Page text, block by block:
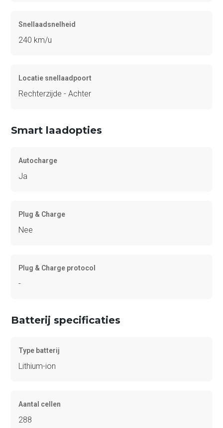
Snellaadsnelheid
240 km/u
Locatie snellaadpoort
Rechterzijde - Achter
Smart laadopties
Autocharge
Ja
Plug & Charge
Nee
Plug & Charge protocol
-
Batterij specificaties
Type batterij
Lithium-ion
Aantal cellen
288